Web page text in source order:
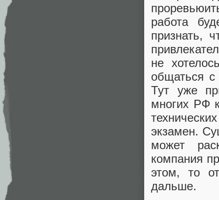
работа
признать,
не
общаться с
Тут уже
многих РФ
экзамен.
может
компания
этом, то
дальше.